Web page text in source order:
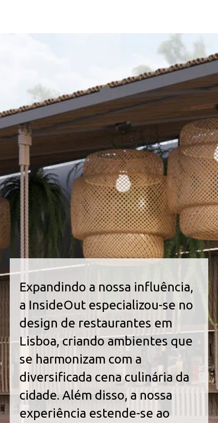
Expandindo a nossa influência,
a InsideOut especializou-se no
design de restaurantes em
Lisboa, criando ambientes que
se harmonizam com a
diversificada cena culinária da
cidade. Além disso, a nossa
experiência estende-se ao